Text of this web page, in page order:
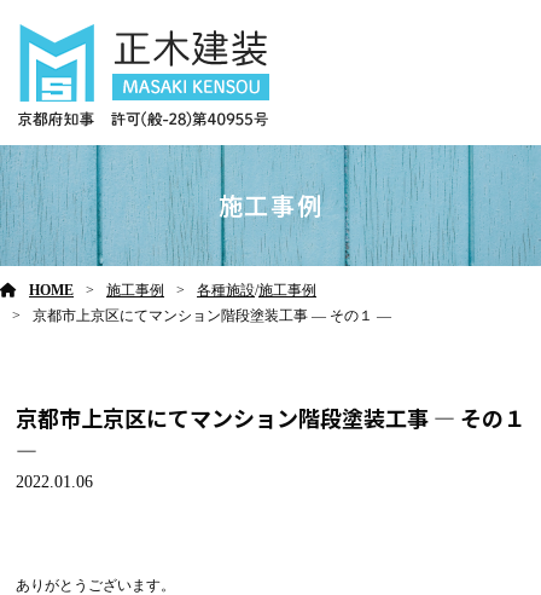
施工事例
HOME 施工事例 各種施設/施工事例
京都市上京区にてマンション階段塗装工事 ― その１ ―
京都市上京区にてマンション階段塗装工事 ― その１
―
2022.01.06
ありがとうございます。